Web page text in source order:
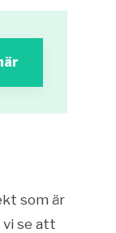
som är
se att